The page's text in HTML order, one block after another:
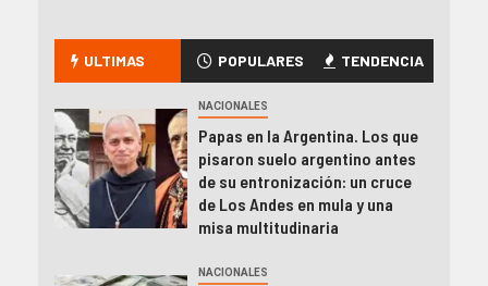
ULTIMAS POPULARES TENDENCIA
NACIONALES
Papas en la Argentina. Los que
pisaron suelo argentino antes
de su entronización: un cruce
de Los Andes en mula y una
misa multitudinaria
NACIONALES